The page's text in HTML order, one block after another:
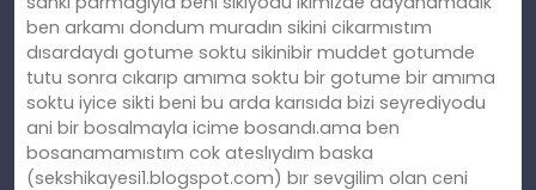
ben arkamı dondum muradın sikini cikarmıstım
dısardaydı gotume soktu sikinibir muddet gotumde
tutu sonra cıkarıp amıma soktu bir gotume bir amıma
soktu iyice sikti beni bu arda karısıda bizi seyrediyodu
ani bir bosalmayla icime bosandı.ama ben
bosanamamıstım cok ateslıydım baska
(sekshikayesi1.blogspot.com) bır sevgilim olan ceni